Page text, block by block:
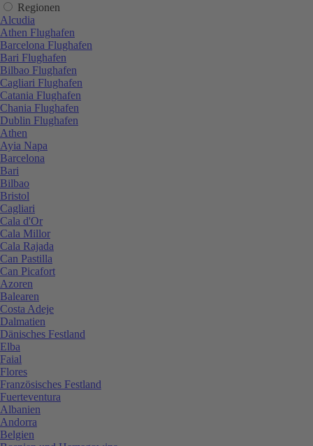
Regionen
Alcudia
Athen Flughafen
Barcelona Flughafen
Bari Flughafen
Bilbao Flughafen
Cagliari Flughafen
Catania Flughafen
Chania Flughafen
Dublin Flughafen
Athen
Ayia Napa
Barcelona
Bari
Bilbao
Bristol
Cagliari
Cala d'Or
Cala Millor
Cala Rajada
Can Pastilla
Can Picafort
Azoren
Balearen
Costa Adeje
Dalmatien
Dänisches Festland
Elba
Faial
Flores
Französisches Festland
Fuerteventura
Albanien
Andorra
Belgien